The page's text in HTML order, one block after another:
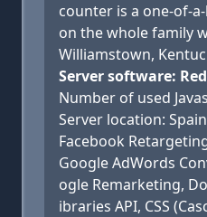
counter is a one-of-
on the whole family
Williamstown,
Server software:
Number of used
Server location: Spain
Facebook
Google AdWords
ogle Remarketing,
ibraries API, CSS